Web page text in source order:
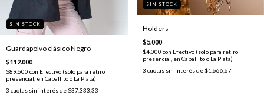
SIN STOCK
Guardapolvo clásico Negro
$112.000
$89.600 con Efectivo (solo para retiro
presencial, en Caballito o La Plata)
3 cuotas sin interés de $37.333,33
SIN STOCK
Holders
$5.000
$4.000 con Efectivo (solo para retiro
presencial, en Caballito o La Plata)
3 cuotas sin interés de $1.666,67